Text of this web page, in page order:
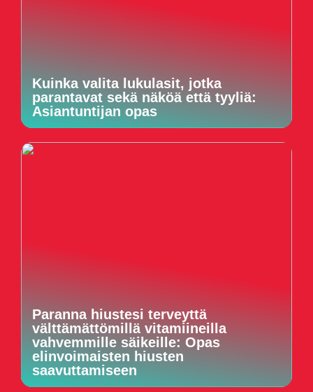
Kuinka valita lukulasit, jotka
parantavat sekä näköä että tyyliä:
Asiantuntijan opas
Paranna hiustesi terveyttä
välttämättömillä vitamiineilla
vahvemmille säikeille: Opas
elinvoimaisten hiusten
saavuttamiseen